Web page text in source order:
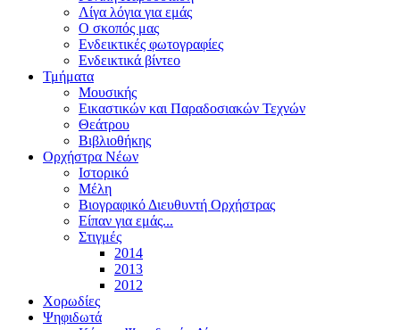
Λίγα λόγια για εμάς
Ο σκοπός μας
Ενδεικτικές φωτογραφίες
Ενδεικτικά βίντεο
Τμήματα
Μουσικής
Εικαστικών και Παραδοσιακών Τεχνών
Θεάτρου
Βιβλιοθήκης
Ορχήστρα Νέων
Ιστορικό
Μέλη
Βιογραφικό Διευθυντή Ορχήστρας
Είπαν για εμάς...
Στιγμές
2014
2013
2012
Χορωδίες
Ψηφιδωτά